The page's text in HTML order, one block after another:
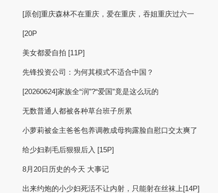
[原创]重庆森林不在重庆，爱在重庆，吞姐重庆过六一
[20P
美女都爱自拍 [11P]
先锋投资公司：为何其模式不适合中国？
[20260624]家族全“润”?“爱国”竟是这么玩的
无数普通人都被各种草台班子所累
小萝莉被金主爸爸包养调教成母狗露脸自慰口交太爽了
给少妇剃毛后狠狠后入 [15P]
8月20日历史的今天 大事记
出来约炮的小少妇死活不让内射，只能射在丝袜上[14P]